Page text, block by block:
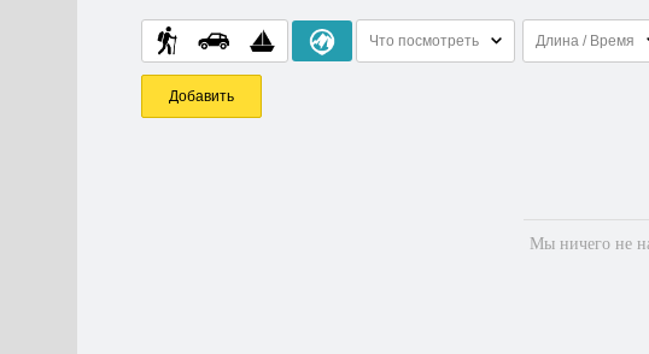
Что посмотреть Длина / Время
Добавить
Мы ничего не